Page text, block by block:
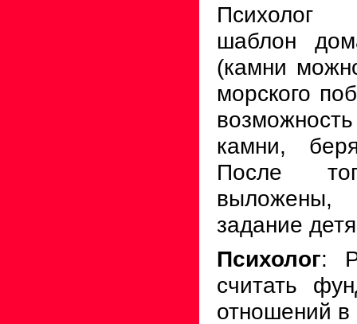
Психолог
шаблон
(камни
морского
камни,
После
задание
Психолог:
считать
отношений в